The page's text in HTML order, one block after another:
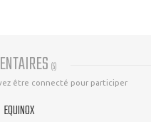
(5)
être connecté pour participer
EQUINOX